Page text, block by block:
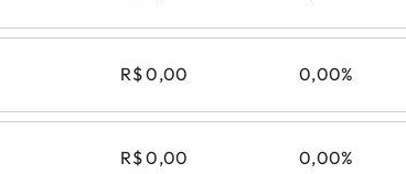
R$ 0,00 0,00%
R$ 0,00 0,00%